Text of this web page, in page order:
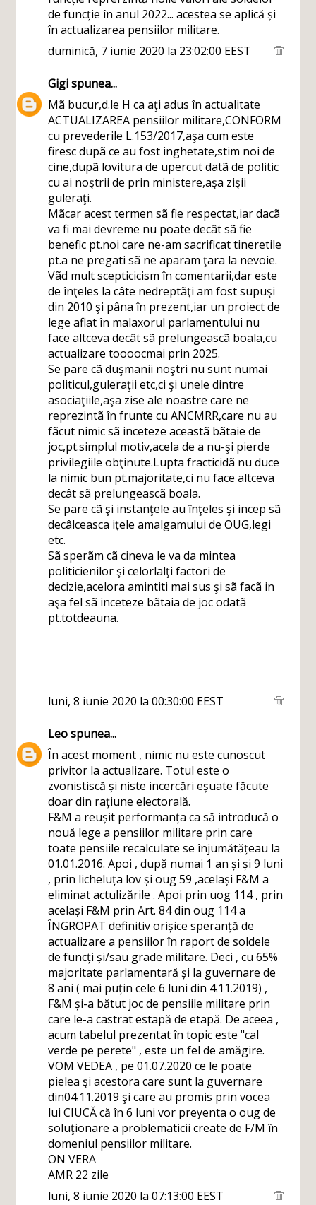
de funcție în anul 2022... acestea se aplică și
în actualizarea pensiilor militare.
duminică, 7 iunie 2020 la 23:02:00 EEST
Gigispunea...
Mã bucur,d.le H ca aţi adus în actualitate
ACTUALIZAREA pensiilor militare,CONFORM
cu prevederile L.153/2017,aşa cum este
firesc dupã ce au fost inghetate,stim noi de
cine,dupã lovitura de upercut datã de politic
cu ai noştrii de prin ministere,aşa zişii
guleraţi.
Mãcar acest termen sã fie respectat,iar dacã
va fi mai devreme nu poate decât sã fie
benefic pt.noi care ne-am sacrificat tineretile
pt.a ne pregati sã ne aparam ţara la nevoie.
Vãd mult scepticicism în comentarii,dar este
de înţeles la câte nedreptãţi am fost supuşi
din 2010 şi pâna în prezent,iar un proiect de
lege aflat în malaxorul parlamentului nu
face altceva decât sã prelungeascã boala,cu
actualizare toooocmai prin 2025.
Se pare cã duşmanii noştri nu sunt numai
politicul,guleraţii etc,ci şi unele dintre
asociaţiile,aşa zise ale noastre care ne
reprezintã în frunte cu ANCMRR,care nu au
fãcut nimic sã inceteze aceastã bãtaie de
joc,pt.simplul motiv,acela de a nu-şi pierde
privilegiile obţinute.Lupta fracticidã nu duce
la nimic bun pt.majoritate,ci nu face altceva
decât sã prelungeascã boala.
Se pare cã şi instanţele au înţeles şi incep sã
decâlceasca iţele amalgamului de OUG,legi
etc.
Sã sperãm cã cineva le va da mintea
politicienilor şi celorlalţi factori de
decizie,acelora amintiti mai sus şi sã facã in
aşa fel sã inceteze bãtaia de joc odatã
pt.totdeauna.
luni, 8 iunie 2020 la 00:30:00 EEST
Leospunea...
În acest moment , nimic nu este cunoscut
privitor la actualizare. Totul este o
zvonistiscă și niste incercări eșuate făcute
doar din rațiune electorală.
F&M a reușit performanța ca să introducă o
nouă lege a pensiilor militare prin care
toate pensiile recalculate se înjumătățeau la
01.01.2016. Apoi , după numai 1 an și și 9 luni
, prin licheluța lov și oug 59 ,același F&M a
eliminat actulizările . Apoi prin uog 114 , prin
același F&M prin Art. 84 din oug 114 a
ÎNGROPAT definitiv orișice speranță de
actualizare a pensiilor în raport de soldele
de funcți și/sau grade militare. Deci , cu 65%
majoritate parlamentară și la guvernare de
8 ani ( mai puțin cele 6 luni din 4.11.2019) ,
F&M și-a bătut joc de pensiile militare prin
care le-a castrat estapă de etapă. De aceea ,
acum tabelul prezentat în topic este "cal
verde pe perete" , este un fel de amăgire.
VOM VEDEA , pe 01.07.2020 ce le poate
pielea şi acestora care sunt la guvernare
din04.11.2019 şi care au promis prin vocea
lui CIUCĂ că în 6 luni vor preyenta o oug de
soluţionare a problematicii create de F/M în
domeniul pensiilor militare.
ON VERA
AMR 22 zile
luni, 8 iunie 2020 la 07:13:00 EEST